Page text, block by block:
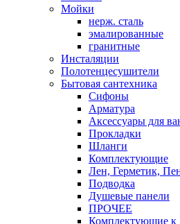
Мойки
нерж. сталь
эмалированные
гранитные
Инсталяции
Полотенцесушители
Бытовая сантехника
Сифоны
Арматура
Аксессуары для
Прокладки
Шланги
Комплектующие
Лен, Герметик,
Подводка
Душевые панели
ПРОЧЕЕ
Комплектующие к